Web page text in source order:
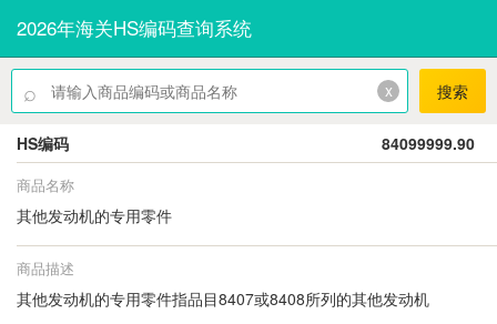
2026年海关HS编码查询系统
⌕ x 搜索
HS编码 84099999.90
商品名称
其他发动机的专用零件
商品描述
其他发动机的专用零件指品目8407或8408所列的其他发动机